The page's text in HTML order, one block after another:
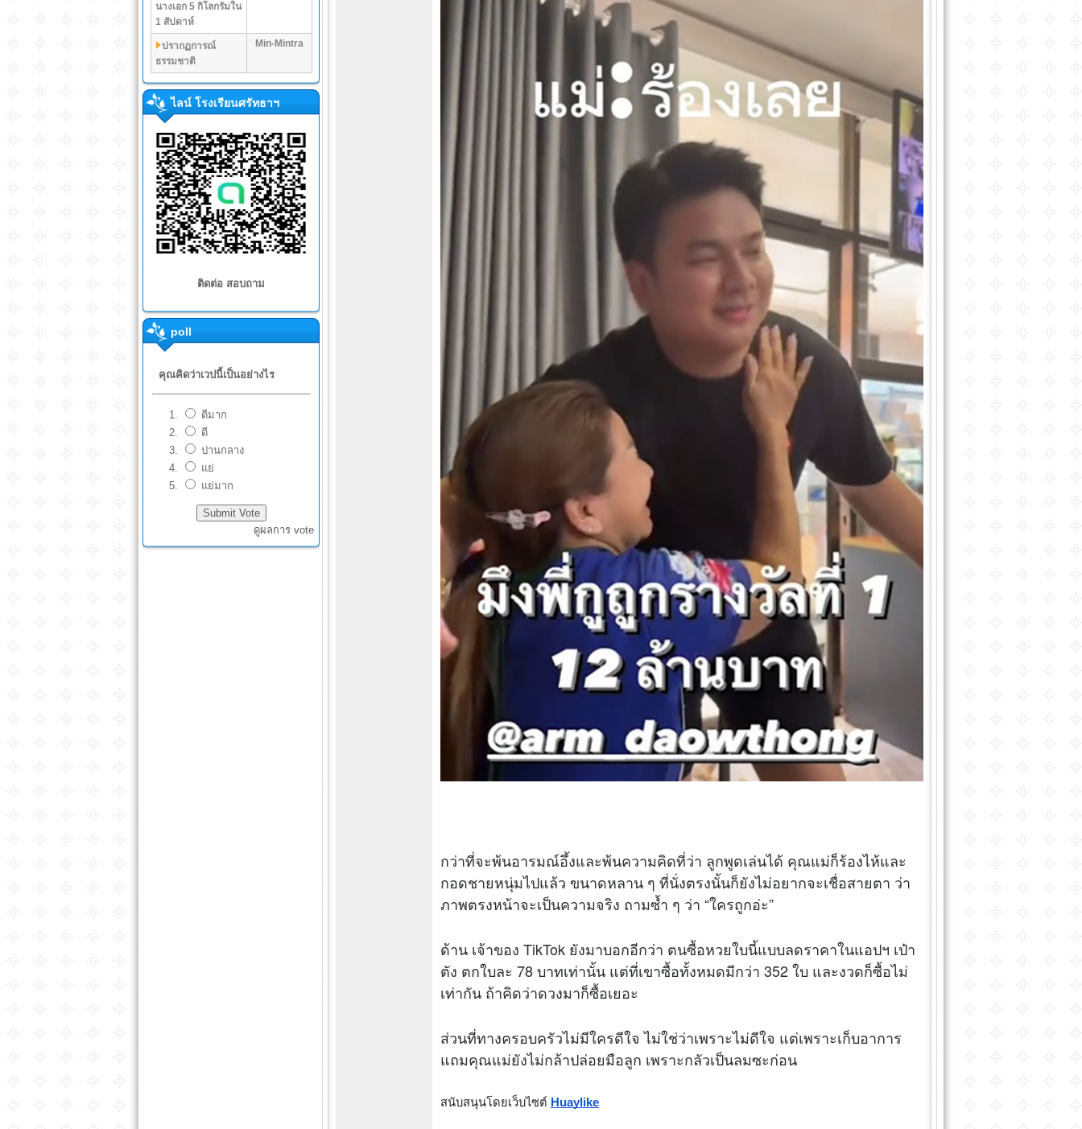
นางเอก 5 กิโลกรัมใน
1 สัปดาห์
ปรากฏการณ์
ธรรมชาติ
Min-Mintra
ไลน์ โรงเรียนศรัทธาฯ
ติดต่อ สอบถาม
poll
คุณคิดว่าเวปนี้เป็นอย่างไร
ดีมาก
ดี
ปานกลาง
แย่
แย่มาก
ดูผลการ vote
กว่าที่จะพ้นอารมณ์อึ้งและพ้นความคิดที่ว่า ลูกพูดเล่นได้ คุณแม่ก็ร้องไห้และ
กอดชายหนุ่มไปแล้ว ขนาดหลาน ๆ ที่นั่งตรงนั้นก็ยังไม่อยากจะเชื่อสายตา ว่า
ภาพตรงหน้าจะเป็นความจริง ถามซ้ำ ๆ ว่า “ใครถูกอ่ะ”
ด้าน เจ้าของ TikTok ยังมาบอกอีกว่า ตนซื้อหวยใบนี้แบบลดราคาในแอปฯ เป๋า
ตัง ตกใบละ 78 บาทเท่านั้น แต่ที่เขาซื้อทั้งหมดมีกว่า 352 ใบ และงวดก็ซื้อไม่
เท่ากัน ถ้าคิดว่าดวงมาก็ซื้อเยอะ
ส่วนที่ทางครอบครัวไม่มีใครดีใจ ไม่ใช่ว่าเพราะไม่ดีใจ แต่เพราะเก็บอาการ
แถมคุณแม่ยังไม่กล้าปล่อยมือลูก เพราะกลัวเป็นลมซะก่อน
สนับสนุนโดยเว็บไซต์ Huaylike